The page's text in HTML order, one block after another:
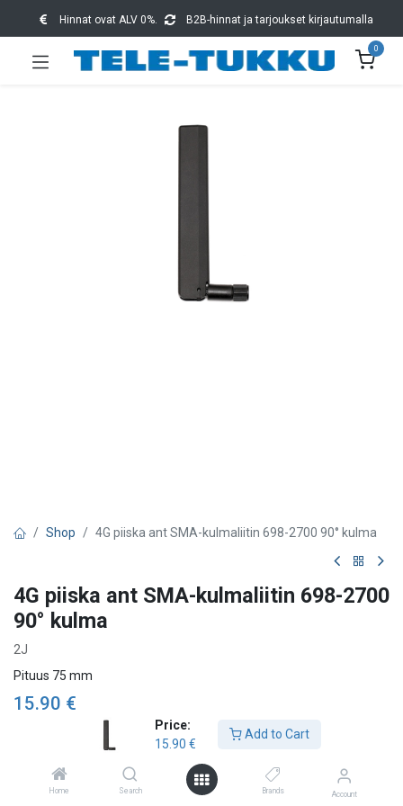
Price:
15.90 €
Add to Cart
Home Search Brands Account
Hinnat ovat ALV 0%. B2B-hinnat ja tarjoukset kirjautumalla
0
Shop 4G piiska ant SMA-kulmaliitin 698-2700 90° kulma
4G piiska ant SMA-kulmaliitin 698-2700
90° kulma
2J
Pituus 75 mm
15.90 €
Add to Cart